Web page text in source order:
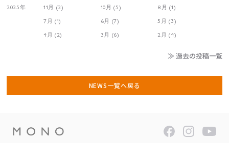
2025年
11月 (2) 10月 (5)
8月 (1)
7月 (1)
6月 (7)
5月 (3)
4月 (2)
3月 (6) 2月 (4)
≫ 過去の投稿一覧
NEWS一覧へ戻る